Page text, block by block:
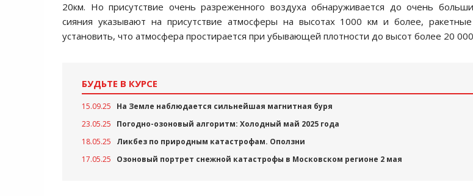
20км. Но присутствие очень разреженного воздуха обнаруживается до очень
сияния указывают на присутствие атмосферы на высотах 1000 км и более, ракетные
установить, что атмосфера простирается при убывающей плотности до высот более 20
БУДЬТЕ В КУРСЕ
15.09.25
На Земле наблюдается сильнейшая магнитная буря
23.05.25
Погодно-озоновый алгоритм: Холодный май 2025 года
18.05.25
Ликбез по природным катастрофам. Оползни
17.05.25
Озоновый портрет снежной катастрофы в Московском регионе 2 мая